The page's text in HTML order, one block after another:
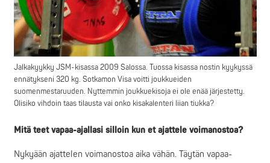
Jalkakyykky JSM-kisassa 2009 Salossa. Tuossa kisassa nostin kyykyssä
ennätykseni 320 kg. Sotkamon Visa voitti joukkueiden
suomenmestaruuden. Nyttemmin joukkuekisoja ei ole enää järjestetty.
Olisiko vihdoin taas tilausta vai onko kisakalenteri liian tiukka?
Mitä teet vapaa-ajallasi silloin kun et ajattele voimanostoa?
Nykyään ajattelen voimanostoa aika vähän. Täytän vapaa-